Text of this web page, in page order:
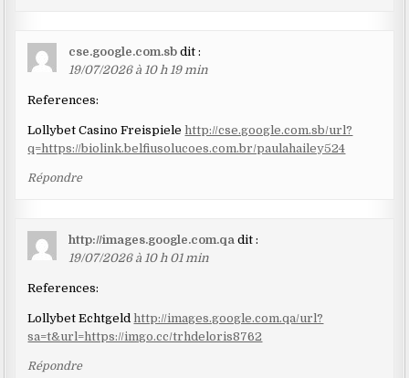
cse.google.com.sb dit :
19/07/2026 à 10 h 19 min
References:
Lollybet Casino Freispielehttp://cse.google.com.sb/url?
q=https://biolink.belfiusolucoes.com.br/paulahailey524
Répondre
http://images.google.com.qa dit :
19/07/2026 à 10 h 01 min
References:
Lollybet Echtgeld http://images.google.com.qa/url?
sa=t&url=https://imgo.cc/trhdeloris8762
Répondre